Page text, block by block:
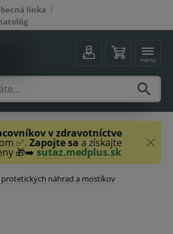
linka
menu
v zdravotníctve
✅. Zapojte sa a získajte
🎁➡️ sutaz.medplus.sk
náhrad a mostíkov